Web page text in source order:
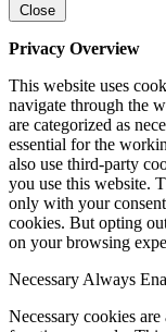
Close
Privacy Overview
This website uses
navigate through the
are categorized as
essential for the
also use third-party
you use this website.
only with your
cookies. But opting
on your browsing
Necessary Always
Necessary cookies